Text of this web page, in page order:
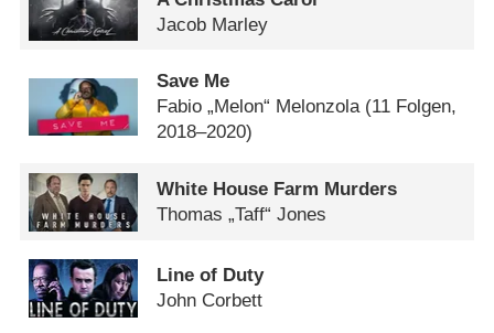
Jacob Marley
Save Me
Fabio „Melon“ Melonzola (11 Folgen,
2018–2020)
White House Farm Murders
Thomas „Taff“ Jones
Line of Duty
John Corbett